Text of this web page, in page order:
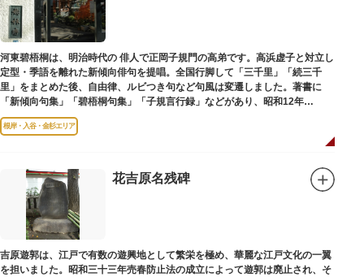
河東碧梧桐は、明治時代の 俳人で正岡子規門の高弟です。高浜虚子と対立し
定型・季語を離れた新傾向俳句を提唱。全国行脚して「三千里」「続三千
里」をまとめた後、自由律、ルビつき句など句風は変遷しました。著書に
「新傾向句集」「碧梧桐句集」「子規言行録」などがあり、昭和12年
（1937）に没し、お墓は梅林寺（ばいりんじ）にあります。
根岸・入谷・金杉エリア
花吉原名残碑
吉原遊郭は、江戸で有数の遊興地として繁栄を極め、華麗な江戸文化の一翼
を担いました。昭和三十三年売春防止法の成立によって遊郭は廃止され、そ